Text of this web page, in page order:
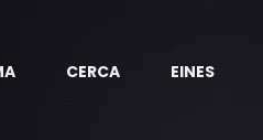
CERCA EINES